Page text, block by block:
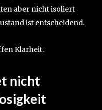
aber nicht isoliert
ist entscheidend.
Klarheit.
nicht